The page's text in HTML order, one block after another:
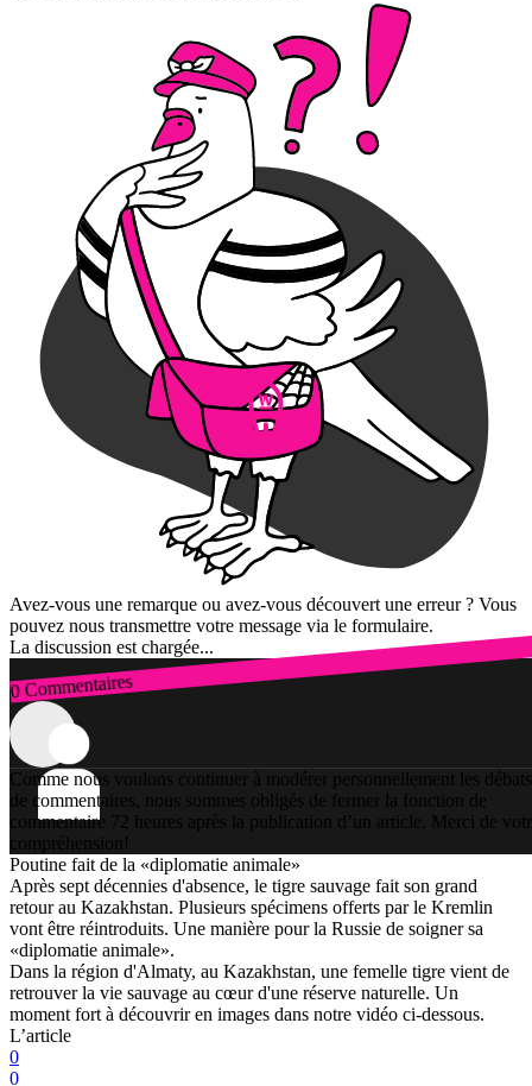
Avez-vous une remarque ou avez-vous découvert une erreur ? Vous
pouvez nous transmettre votre message via le formulaire.
La discussion est chargée...
0 Commentaires
Connexion
Comme nous voulons continuer à modérer personnellement les débats
de commentaires, nous sommes obligés de fermer la fonction de
commentaire 72 heures après la publication d’un article. Merci de
compréhension!
Poutine fait de la «diplomatie animale»
Après sept décennies d'absence, le tigre sauvage fait son grand
retour au Kazakhstan. Plusieurs spécimens offerts par le Kremlin
vont être réintroduits. Une manière pour la Russie de soigner sa
«diplomatie animale».
Dans la région d'Almaty, au Kazakhstan, une femelle tigre vient de
retrouver la vie sauvage au cœur d'une réserve naturelle. Un
moment fort à découvrir en images dans notre vidéo ci-dessous.
L’article
0
0